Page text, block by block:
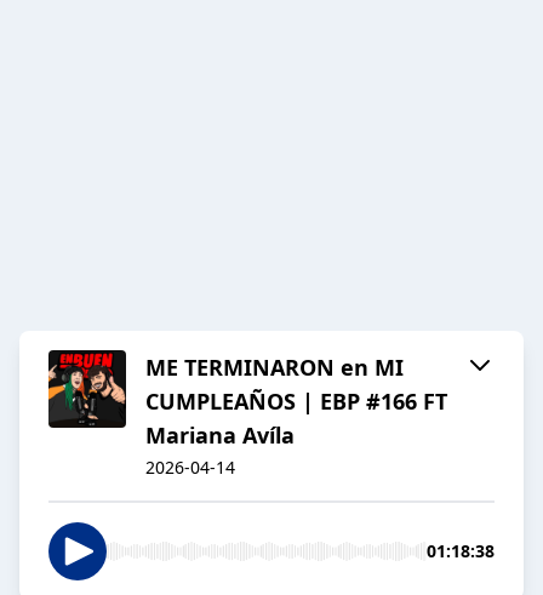
ME TERMINARON en MI
CUMPLEAÑOS | EBP #166 FT
Mariana Avíla
2026-04-14
01:18:38